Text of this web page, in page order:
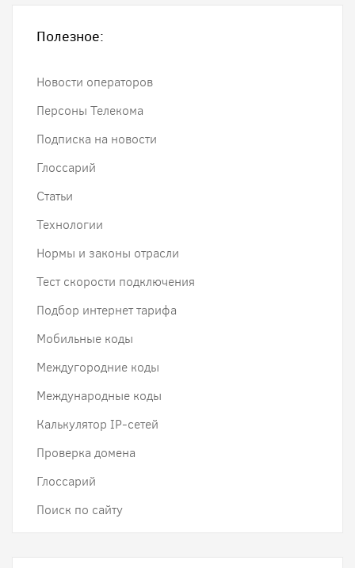
Полезное:
Новости операторов
Персоны Телекома
Подписка на новости
Глоссарий
Статьи
Технологии
Нормы и законы отрасли
Тест скорости подключения
Подбор интернет тарифа
Мобильные коды
Междугородние коды
Международные коды
Калькулятор IP-сетей
Проверка домена
Глоссарий
Поиск по сайту